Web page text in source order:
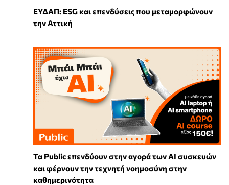
ΕΥΔΑΠ: ESG και επενδύσεις που μεταμορφώνουν
την Αττική
Τα Public επενδύουν στην αγορά των AI συσκευών
και φέρνουν την τεχνητή νοημοσύνη στην
καθημερινότητα